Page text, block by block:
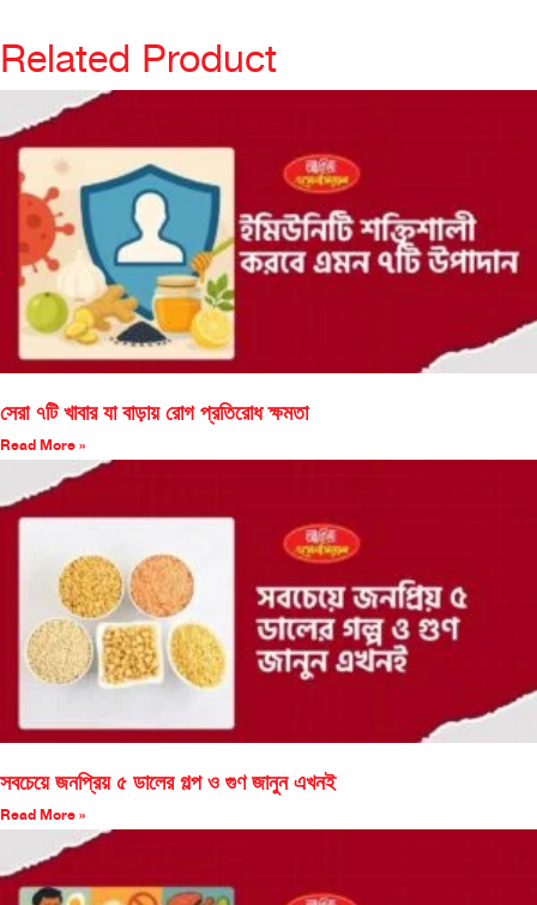
Related Product
সেরা ৭টি খাবার যা বাড়ায় রোগ প্রতিরোধ ক্ষমতা
Read More »
সবচেয়ে জনপ্রিয় ৫ ডালের গল্প ও গুণ জানুন এখনই
Read More »